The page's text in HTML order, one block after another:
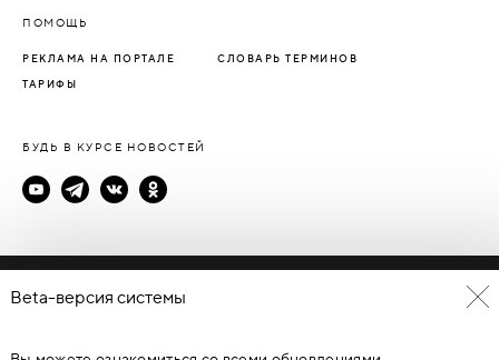
ПОМОЩЬ
РЕКЛАМА НА ПОРТАЛЕ СЛОВАРЬ ТЕРМИНОВ
ТАРИФЫ
БУДЬ В КУРСЕ НОВОСТЕЙ
Политика конфиденциальности
Beta-версия системы